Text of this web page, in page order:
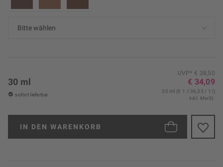
UVP* € 38,50
€ 34,09
30 ml
sofort lieferbar
30 ml (€ 1.136,33 / 1 l)
inkl. MwSt.
IN DEN WARENKORB